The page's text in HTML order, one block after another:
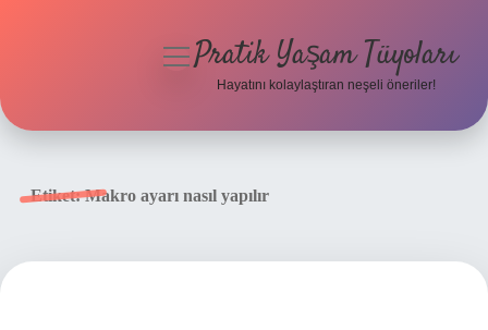
menüyü
Pratik Yaşam Tüyoları
Hayatını kolaylaştıran neşeli öneriler!
Etiket:Makro ayarı nasıl yapılır